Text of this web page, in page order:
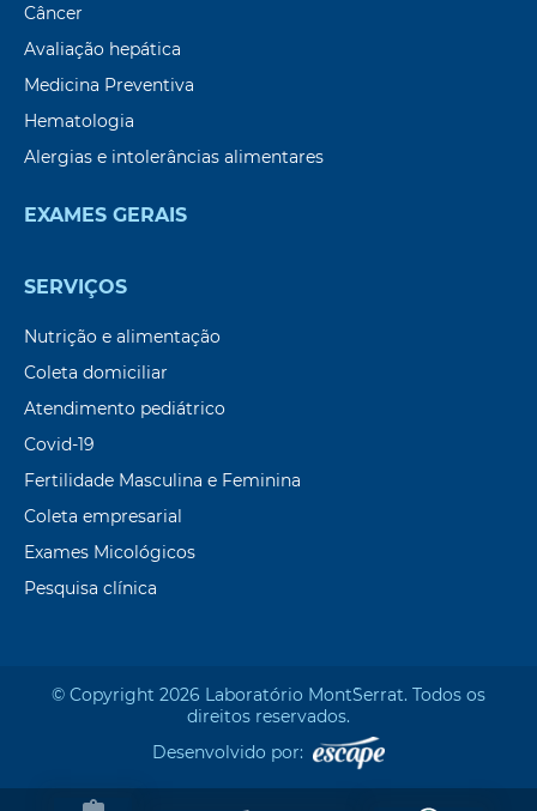
Câncer
Avaliação hepática
Medicina Preventiva
Hematologia
Alergias e intolerâncias alimentares
EXAMES GERAIS
SERVIÇOS
Nutrição e alimentação
Coleta domiciliar
Atendimento pediátrico
Covid-19
Fertilidade Masculina e Feminina
Coleta empresarial
Exames Micológicos
Pesquisa clínica
© Copyright 2026 Laboratório Mont`Serrat. Todos os
direitos reservados.
Desenvolvido por: